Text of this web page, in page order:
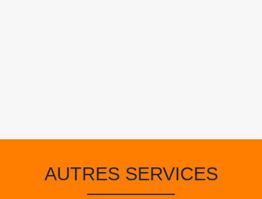
AUTRES SERVICES